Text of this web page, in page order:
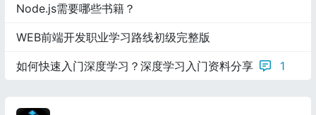
Node.js需要哪些书籍？
WEB前端开发职业学习路线初级完整版
如何快速入门深度学习？深度学习入门资料分享 1